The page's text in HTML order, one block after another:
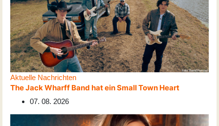
Aktuelle Nachrichten
The Jack Wharff Band hat ein Small Town Heart
07. 08. 2026